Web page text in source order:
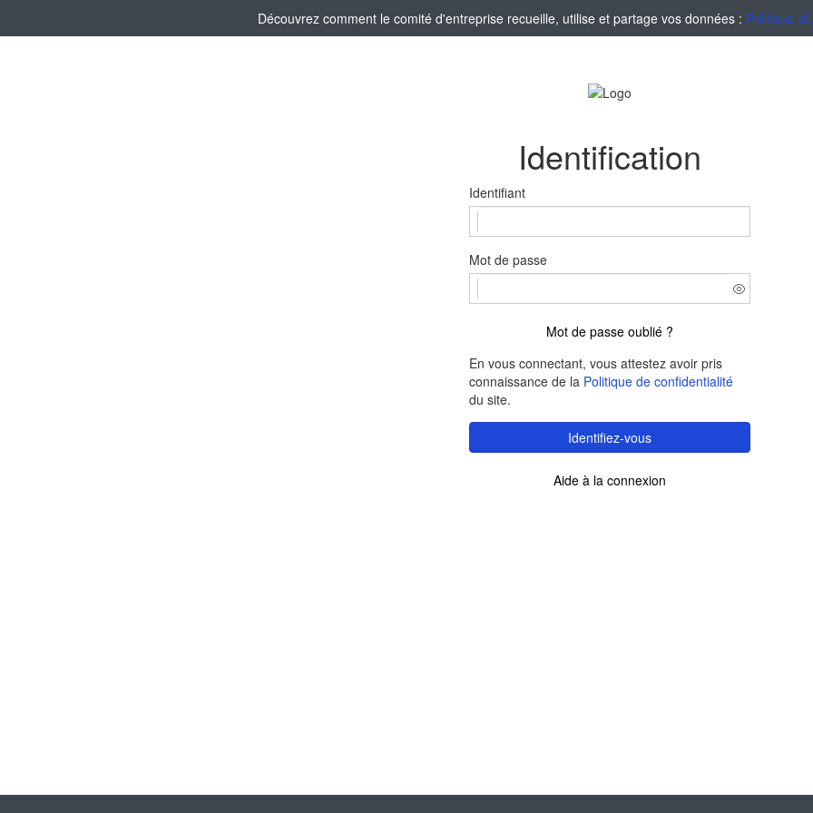
Découvrez comment le comité d'entreprise recueille, utilise et partage vos données : Politique
Identification
Identifiant
Mot de passe
Mot de passe oublié ?
En vous connectant, vous attestez avoir pris
connaissance de la Politique de confidentialité
du site.
Identifiez-vous
Aide à la connexion